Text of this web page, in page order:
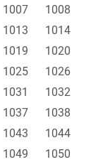
1007
1008
1013
1014
1019
1020
1025
1026
1031
1032
1037
1038
1043
1044
1049
1050